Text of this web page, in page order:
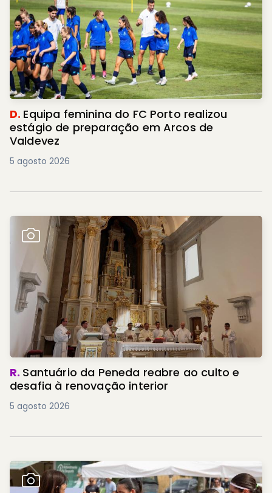
D. Equipa feminina do FC Porto realizou
estágio de preparação em Arcos de
Valdevez
5 agosto 2026
R. Santuário da Peneda reabre ao culto e
desafia à renovação interior
5 agosto 2026